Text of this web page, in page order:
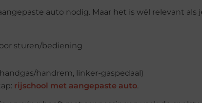
auto nodig. Maar het is wél relevant als
sturen/bediening
handrem, linker-gaspedaal)
rijschool met aangepaste auto.